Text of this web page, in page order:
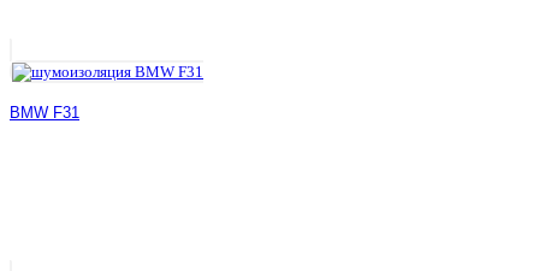
BMW F31